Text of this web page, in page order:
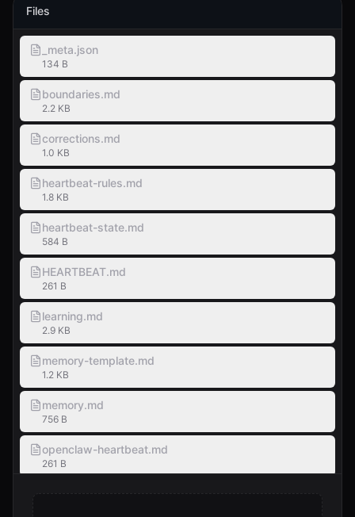
Files
_meta.json
134 B
boundaries.md
2.2 KB
corrections.md
1.0 KB
heartbeat-rules.md
1.8 KB
heartbeat-state.md
584 B
HEARTBEAT.md
261 B
learning.md
2.9 KB
memory-template.md
1.2 KB
memory.md
756 B
openclaw-heartbeat.md
261 B